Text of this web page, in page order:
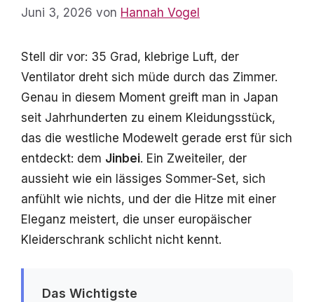
Juni 3, 2026 von Hannah Vogel
Stell dir vor: 35 Grad, klebrige Luft, der
Ventilator dreht sich müde durch das Zimmer.
Genau in diesem Moment greift man in Japan
seit Jahrhunderten zu einem Kleidungsstück,
das die westliche Modewelt gerade erst für sich
entdeckt: dem Jinbei. Ein Zweiteiler, der
aussieht wie ein lässiges Sommer-Set, sich
anfühlt wie nichts, und der die Hitze mit einer
Eleganz meistert, die unser europäischer
Kleiderschrank schlicht nicht kennt.
Das Wichtigste